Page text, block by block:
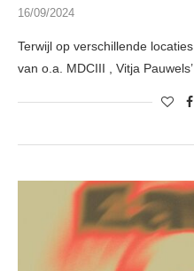
16/09/2024
Terwijl op verschillende
van o.a. MDCIII , Vitja